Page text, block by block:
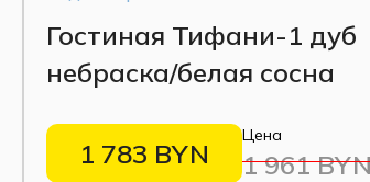
вы можете добавить другие элементы
прикроватные тумбы, полки и др.) – они
Гостиная Тифани-1 дуб
небраска/белая сосна
Цена
1 961
1 783 BYN